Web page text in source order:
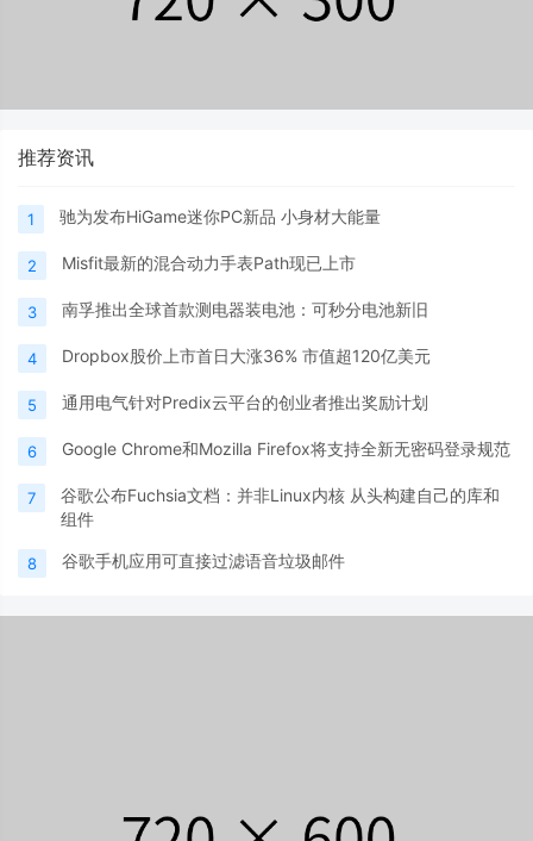
推荐资讯
1 驰为发布HiGame迷你PC新品 小身材大能量
2 Misfit最新的混合动力手表Path现已上市
3 南孚推出全球首款测电器装电池：可秒分电池新旧
4 Dropbox股价上市首日大涨36% 市值超120亿美元
5 通用电气针对Predix云平台的创业者推出奖励计划
6 Google Chrome和Mozilla Firefox将支持全新无密码登录规范
7
谷歌公布Fuchsia文档：并非Linux内核 从头构建自己的库和
组件
8 谷歌手机应用可直接过滤语音垃圾邮件